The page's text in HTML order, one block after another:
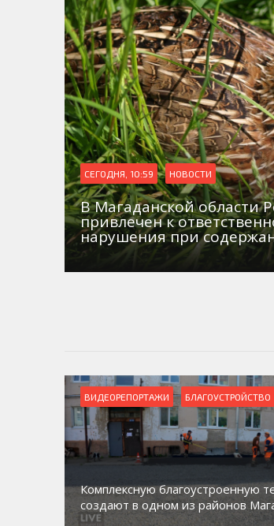
СЕГОДНЯ, 10:59 НОВОСТИ
В Магаданской области
привлечен к
нарушения при
ВИДЕОРЕПОРТАЖИ БЛАГОУСТРОЙСТВО
Комплексную благоустроенную
создают в одном из районов